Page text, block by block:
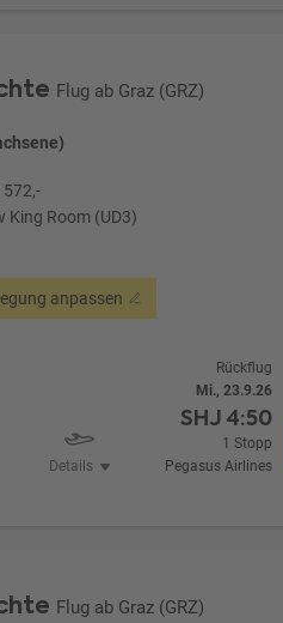
Flug ab Graz (GRZ)
572,-
King Room (UD3)
anpassen
Details
Rückflug
Mi., 23.9.26
SHJ4:50
1 Stopp
Pegasus Airlines
Flug ab Graz (GRZ)